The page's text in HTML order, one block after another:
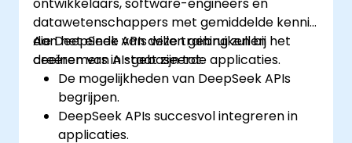
datawetenschappers met gemiddelde kennis
die DeepSeek APIs willen gebruiken bij het
creëren van AI-gebaseerde applicaties.
Aan het einde van deze training zullen
deelnemers in staat zijn tot:
De mogelijkheden van DeepSeek APIs
begrijpen.
DeepSeek APIs succesvol integreren in
applicaties.